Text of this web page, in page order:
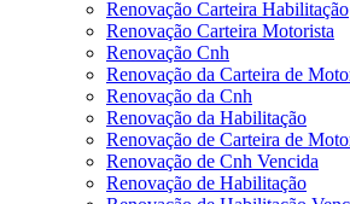
Renovação Carteira Habilitação
Renovação Carteira Motorista
Renovação Cnh
Renovação da Carteira de
Renovação da Cnh
Renovação da Habilitação
Renovação de Carteira de
Renovação de Cnh Vencida
Renovação de Habilitação